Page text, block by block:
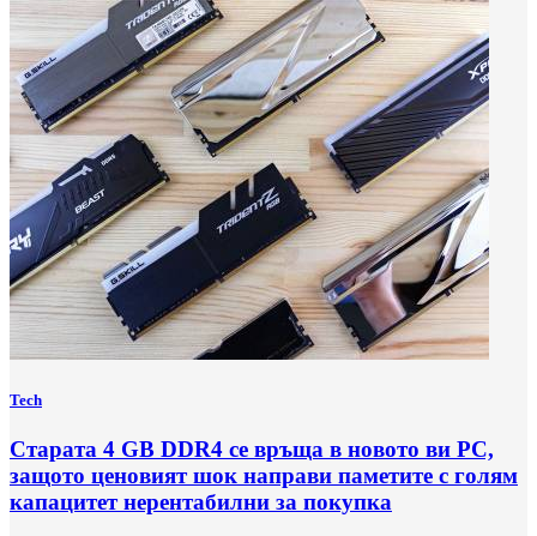
Tech
Старата 4 GB DDR4 се връща в новото ви РС,
защото ценовият шок направи паметите с голям
капацитет нерентабилни за покупка